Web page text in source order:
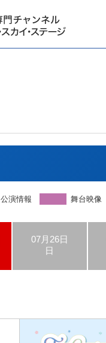
公演情報 舞台映像
07月26日
日